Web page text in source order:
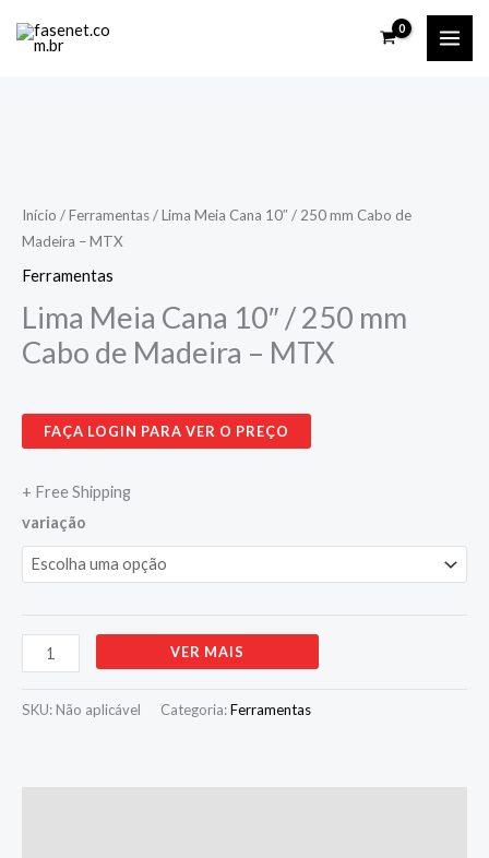
para
Início /Ferramentas/ Lima Meia Cana 10″ / 250 mm Cabo de
Madeira – MTX
Ferramentas
Lima Meia Cana 10″ / 250 mm
Cabo de Madeira – MTX
FAÇA LOGIN PARA VER O PREÇO
+ Free Shipping
variação
Cana
10"
/
mm
Cabo
Madeira
-
quantidade
VER MAIS
SKU: Não aplicável Categoria:Ferramentas